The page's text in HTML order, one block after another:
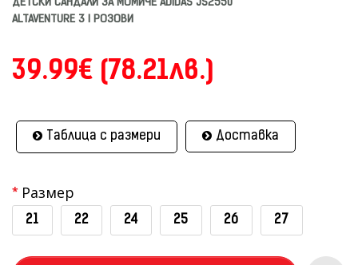
ДЕТСКИ САНДАЛИ ЗА МОМИЧЕ ADIDAS JS2550
ALTAVENTURE 3 I РОЗОВИ
39.99€ (78.21лв.)
Таблица с размери Доставка
Размер
21 22 24 25 26 27